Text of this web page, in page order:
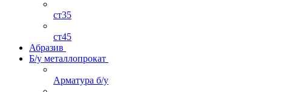
ст35
ст45
Абразив
Б/у металлопрокат
Арматура б/у